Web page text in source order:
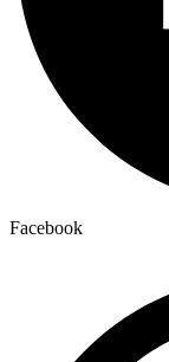
Facebook